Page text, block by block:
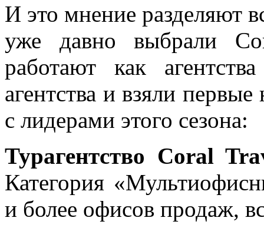
И это мнение разделяют
уже давно выбрали
работают как
агентства и взяли
с лидерами этого сезона:
Турагентство Coral
Категория
и более офисов продаж,